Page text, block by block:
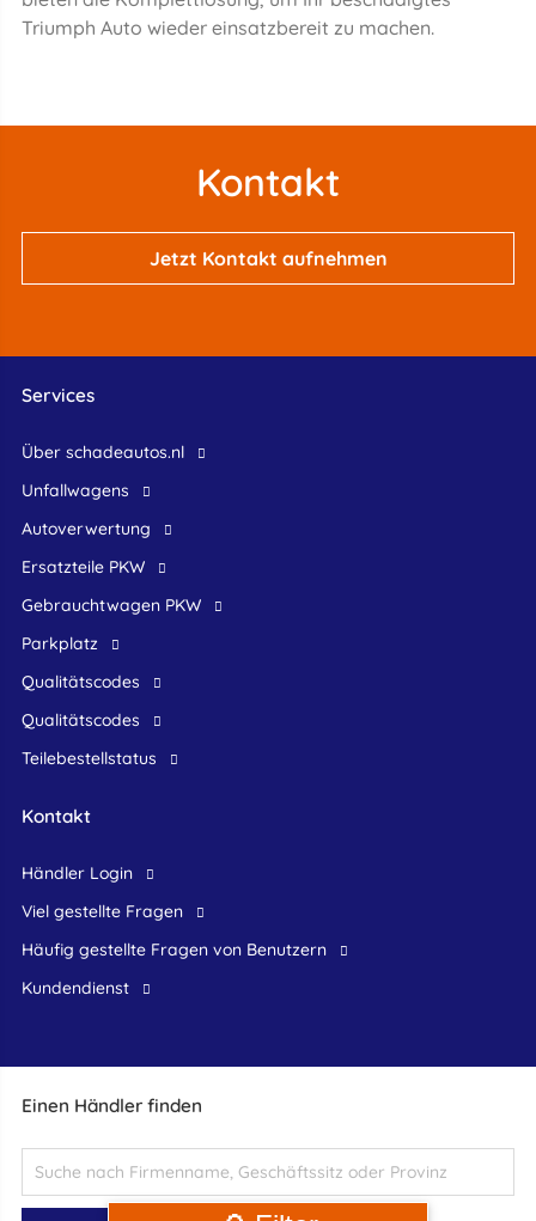
Triumph Auto wieder einsatzbereit zu machen.
Kontakt
Jetzt Kontakt aufnehmen
Einen Händler finden
Services
Über schadeautos.nl
Unfallwagens
Autoverwertung
Ersatzteile PKW
Gebrauchtwagen PKW
Parkplatz
Qualitätscodes
Qualitätscodes
Teilebestellstatus
Kontakt
Händler Login
Viel gestellte Fragen
Häufig gestellte Fragen von Benutzern
Kundendienst